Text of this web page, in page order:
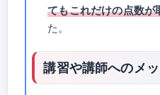
てもこれだけの点数が
た。
講習や講師へのメ